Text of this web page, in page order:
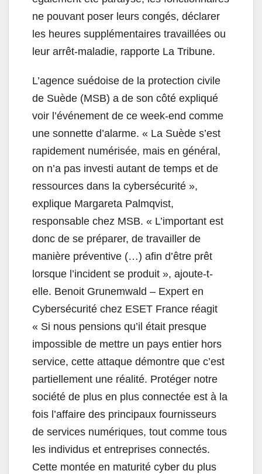
ne pouvant poser leurs congés, déclarer
les heures supplémentaires travaillées ou
leur arrêt-maladie, rapporte La Tribune.
L’agence suédoise de la protection civile
de Suède (MSB) a de son côté expliqué
voir l’événement de ce week-end comme
une sonnette d’alarme. « La Suède s’est
rapidement numérisée, mais en général,
on n’a pas investi autant de temps et de
ressources dans la cybersécurité »,
explique Margareta Palmqvist,
responsable chez MSB. « L’important est
donc de se préparer, de travailler de
manière préventive (…) afin d’être prêt
lorsque l’incident se produit », ajoute-t-
elle. Benoit Grunemwald – Expert en
Cybersécurité chez ESET France réagit
« Si nous pensions qu’il était presque
impossible de mettre un pays entier hors
service, cette attaque démontre que c’est
partiellement une réalité. Protéger notre
société de plus en plus connectée est à la
fois l’affaire des principaux fournisseurs
de services numériques, tout comme tous
les individus et entreprises connectés.
Cette montée en maturité cyber du plus